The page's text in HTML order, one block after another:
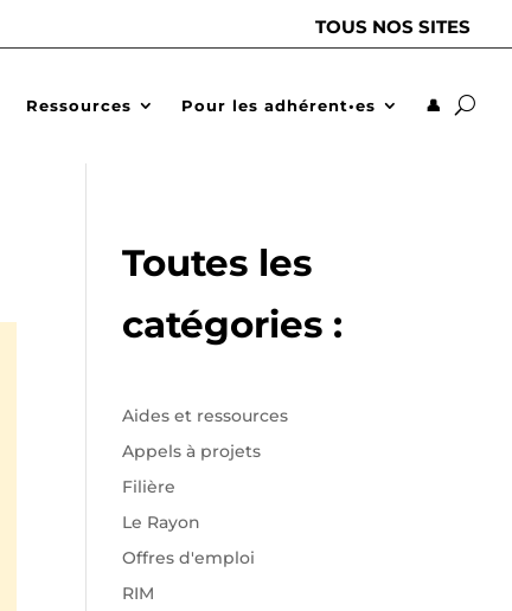
TOUS NOS SITES
Ressources Pour les adhérent•es 👤
Toutes les
catégories :
Aides et ressources
Appels à projets
Filière
Le Rayon
Offres d'emploi
RIM